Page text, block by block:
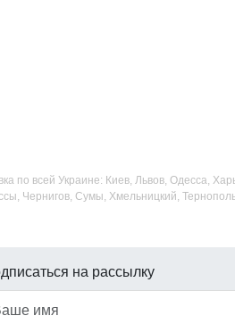
по всей Украине: Киев, Львов, Одесса,
Чернигов, Сумы, Хмельницкий,
на рассылку